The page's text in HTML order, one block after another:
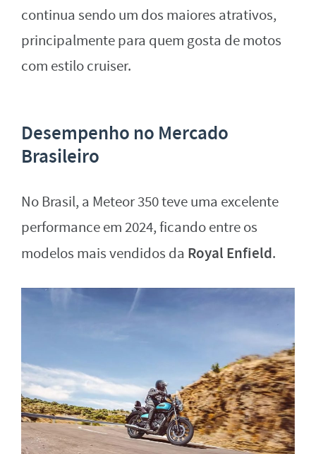
continua sendo um dos maiores atrativos,
principalmente para quem gosta de motos
com estilo cruiser.
Desempenho no Mercado
Brasileiro
No Brasil, a Meteor 350 teve uma excelente
performance em 2024, ficando entre os
modelos mais vendidos da Royal Enfield.